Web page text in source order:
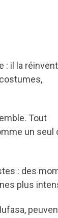
: il la
Tout
un seul
: des
plus